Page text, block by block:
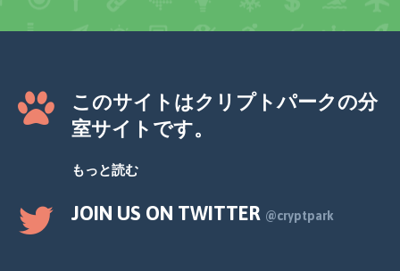
このサイトはクリプトパークの分
室サイトです。
もっと読む
JOIN US ON TWITTER @cryptpark